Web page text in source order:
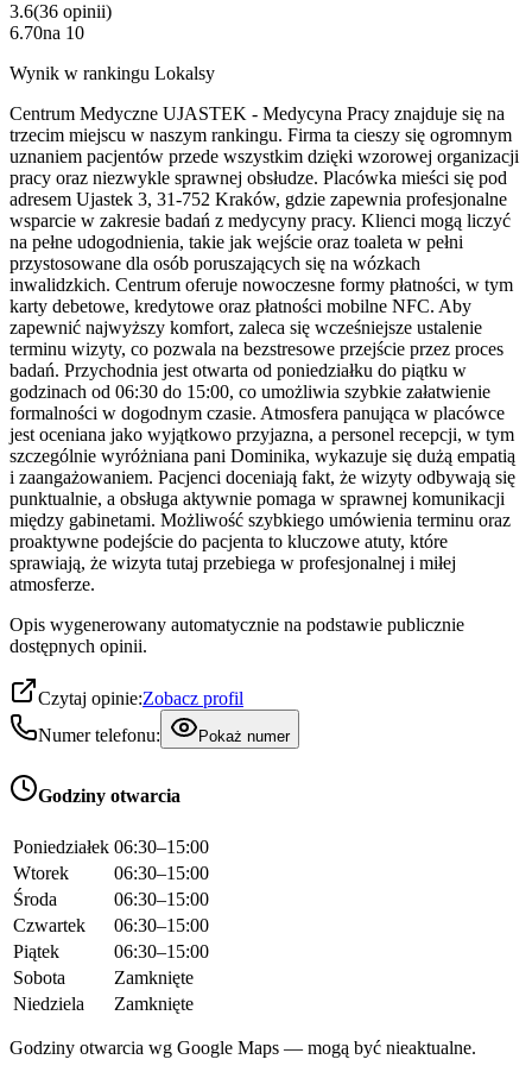
3.6(36 opinii)
6.70na 10
Wynik w rankingu Lokalsy
Centrum Medyczne UJASTEK - Medycyna Pracy znajduje się na
trzecim miejscu w naszym rankingu. Firma ta cieszy się ogromnym
uznaniem pacjentów przede wszystkim dzięki wzorowej organizacji
pracy oraz niezwykle sprawnej obsłudze. Placówka mieści się pod
adresem Ujastek 3, 31-752 Kraków, gdzie zapewnia profesjonalne
wsparcie w zakresie badań z medycyny pracy. Klienci mogą liczyć
na pełne udogodnienia, takie jak wejście oraz toaleta w pełni
przystosowane dla osób poruszających się na wózkach
inwalidzkich. Centrum oferuje nowoczesne formy płatności, w tym
karty debetowe, kredytowe oraz płatności mobilne NFC. Aby
zapewnić najwyższy komfort, zaleca się wcześniejsze ustalenie
terminu wizyty, co pozwala na bezstresowe przejście przez proces
badań. Przychodnia jest otwarta od poniedziałku do piątku w
godzinach od 06:30 do 15:00, co umożliwia szybkie załatwienie
formalności w dogodnym czasie. Atmosfera panująca w placówce
jest oceniana jako wyjątkowo przyjazna, a personel recepcji, w tym
szczególnie wyróżniana pani Dominika, wykazuje się dużą empatią
i zaangażowaniem. Pacjenci doceniają fakt, że wizyty odbywają się
punktualnie, a obsługa aktywnie pomaga w sprawnej komunikacji
między gabinetami. Możliwość szybkiego umówienia terminu oraz
proaktywne podejście do pacjenta to kluczowe atuty, które
sprawiają, że wizyta tutaj przebiega w profesjonalnej i miłej
atmosferze.
Opis wygenerowany automatycznie na podstawie publicznie
dostępnych opinii.
Czytaj opinie:Zobacz profil
Numer telefonu:
Pokaż numer
Godziny otwarcia
Poniedziałek 06:30–15:00
Wtorek
06:30–15:00
Środa
06:30–15:00
Czwartek
06:30–15:00
Piątek
06:30–15:00
Sobota
Zamknięte
Niedziela
Zamknięte
Godziny otwarcia wg Google Maps — mogą być nieaktualne.